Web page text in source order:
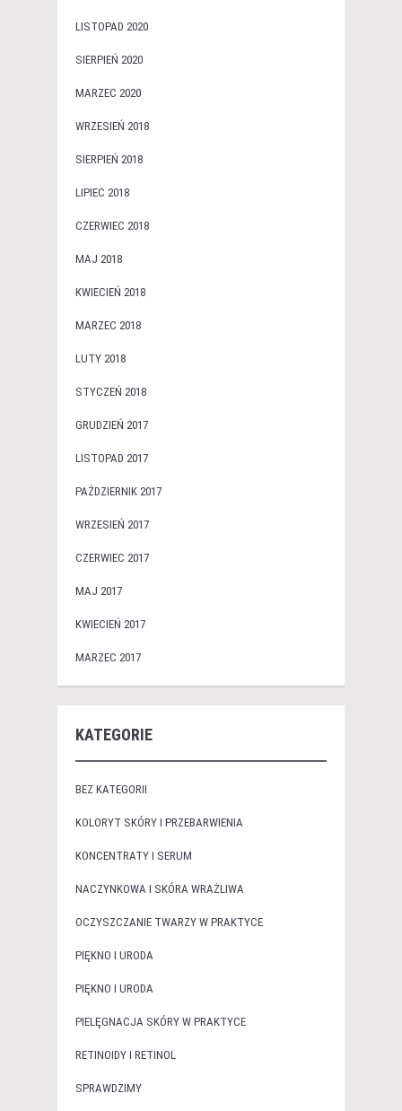
LISTOPAD 2020
SIERPIEŃ 2020
MARZEC 2020
WRZESIEŃ 2018
SIERPIEŃ 2018
LIPIEC 2018
CZERWIEC 2018
MAJ 2018
KWIECIEŃ 2018
MARZEC 2018
LUTY 2018
STYCZEŃ 2018
GRUDZIEŃ 2017
LISTOPAD 2017
PAŹDZIERNIK 2017
WRZESIEŃ 2017
CZERWIEC 2017
MAJ 2017
KWIECIEŃ 2017
MARZEC 2017
KATEGORIE
BEZ KATEGORII
KOLORYT SKÓRY I PRZEBARWIENIA
KONCENTRATY I SERUM
NACZYNKOWA I SKÓRA WRAŻLIWA
OCZYSZCZANIE TWARZY W PRAKTYCE
PIĘKNO I URODA
PIĘKNO I URODA
PIELĘGNACJA SKÓRY W PRAKTYCE
RETINOIDY I RETINOL
SPRAWDZIMY